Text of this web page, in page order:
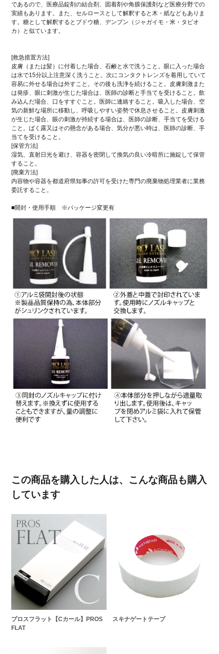
であるので、医療品錠剤の結合剤、固着剤や角膜保護剤など医療分野での
実績もあります。また、セルロースとして解釈すると木・紙などもありま
す。糖として解釈するとブドウ糖、デンプン（ジャガイモ・米・タピオ
カ）と似ています。
[救急措置方法]
皮膚（または髪）に付着した場合、石鹸と水で洗うこと。眼に入った場合
は水で15分以上注意深く洗うこと。次にコンタクトレンズを着用していて
容易に外せる場合は外すこと。その後も洗浄を続けること。皮膚刺激また
は発疹、眼に刺激が生じた場合は、医師の診断と手当てを受けること。飲
み込んだ場合、口をすすぐこと。医師に連絡すること。吸入した場合、空
気の新鮮な場所に移動し、呼吸しやすい姿勢で休息させること。皮膚刺激
が生じた場合、眼の刺激が持続する場合は、医師の診断、手当てを受ける
こと。ばく露又はその懸念がある場合、気分が悪い時は、医師の診断、手
当てを受けること。
[保管方法]
湿気、直射日光を避け、容器を密閉して換気の良い冷暗所に施錠して保管
すること。
[廃棄方法]
内容物や容器を都道府県知事の許可を受けた専門の廃棄物処理業者に業務
委託すること。
■開封・使用手順 ※パッケージ変更有
この商品を購入した人は、こんな商品も購入
しています
プロスフラット【Cカール】PROS
FLAT
スキナゲートテープ